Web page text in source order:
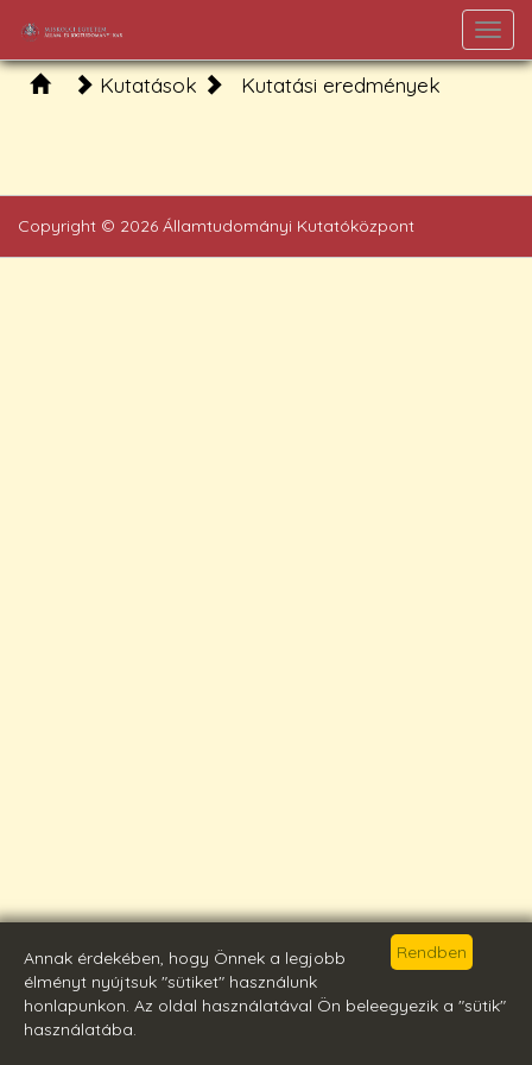
Annak érdekében, hogy Önnek a legjobb
élményt nyújtsuk "sütiket" használunk
honlapunkon. Az oldal használatával Ön beleegyezik a "sütik"
használatába.
Kutatások Kutatási eredmények
Copyright © 2026 Államtudományi Kutatóközpont